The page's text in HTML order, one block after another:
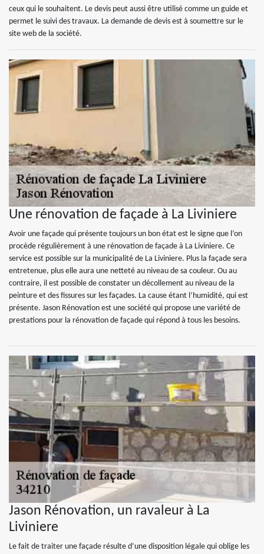
ceux qui le souhaitent. Le devis peut aussi être utilisé comme un guide et
permet le suivi des travaux. La demande de devis est à soumettre sur le
site web de la société.
Une rénovation de façade à La Liviniere
Avoir une façade qui présente toujours un bon état est le signe que l’on
procède régulièrement à une rénovation de façade à La Liviniere. Ce
service est possible sur la municipalité de La Liviniere. Plus la façade sera
entretenue, plus elle aura une netteté au niveau de sa couleur. Ou au
contraire, il est possible de constater un décollement au niveau de la
peinture et des fissures sur les façades. La cause étant l’humidité, qui est
présente. Jason Rénovation est une société qui propose une variété de
prestations pour la rénovation de façade qui répond à tous les besoins.
Jason Rénovation, un ravaleur à La
Liviniere
Le fait de traiter une façade résulte d’une disposition légale qui oblige les